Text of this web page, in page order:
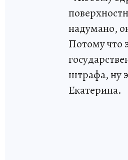
надумано,
Потому что
штрафа, ну
Екатерина.